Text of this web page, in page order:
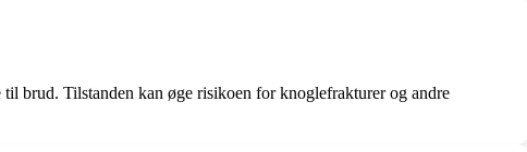
brud. Tilstanden kan øge risikoen for knoglefrakturer og andre